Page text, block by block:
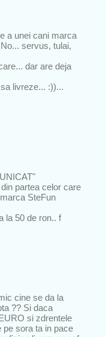
a unei cani marca
servus, tulai,
dar are deja
livreze... :))...
partea celor care
SteFun
la 50 de ron.. f
cine se da la
?? Si daca
si zdrentele
sora ta in pace